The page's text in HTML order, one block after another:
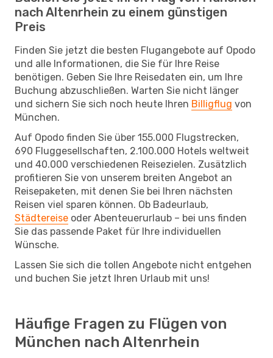
nach Altenrhein zu einem günstigen
Preis
Finden Sie jetzt die besten Flugangebote auf Opodo
und alle Informationen, die Sie für Ihre Reise
benötigen. Geben Sie Ihre Reisedaten ein, um Ihre
Buchung abzuschließen. Warten Sie nicht länger
und sichern Sie sich noch heute Ihren Billigflug von
München.
Auf Opodo finden Sie über 155.000 Flugstrecken,
690 Fluggesellschaften, 2.100.000 Hotels weltweit
und 40.000 verschiedenen Reisezielen. Zusätzlich
profitieren Sie von unserem breiten Angebot an
Reisepaketen, mit denen Sie bei Ihren nächsten
Reisen viel sparen können. Ob Badeurlaub,
Städtereise oder Abenteuerurlaub – bei uns finden
Sie das passende Paket für Ihre individuellen
Wünsche.
Lassen Sie sich die tollen Angebote nicht entgehen
und buchen Sie jetzt Ihren Urlaub mit uns!
Häufige Fragen zu Flügen von
München nach Altenrhein